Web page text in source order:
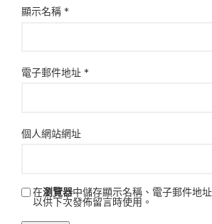
顯示名稱 *
電子郵件地址 *
個人網站網址
在瀏覽器中儲存顯示名稱、電子郵件地
以供下次發佈留言時使用。